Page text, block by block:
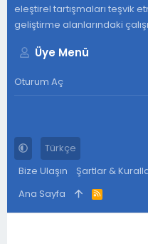
eleştirel tartışmaları teşvik
geliştirme alanlarındaki
Üye Menü
Oturum Aç
Türkçe
Bize Ulaşın
Şartlar &
Ana Sayfa
R
S
S